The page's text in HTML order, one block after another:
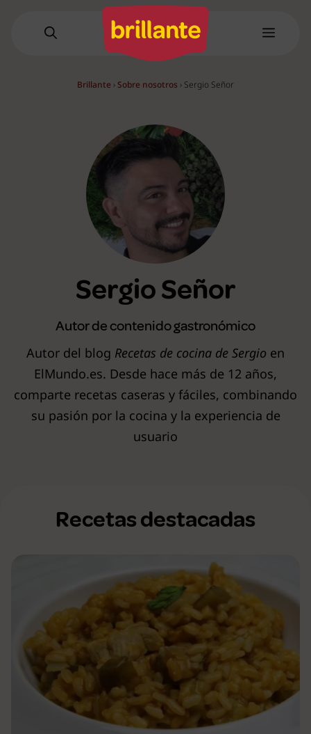
Menú
Brillante › Sobre nosotros › Sergio Señor
Sergio Señor
Autor de contenido gastronómico
Autor del blog Recetas de cocina de Sergio en
ElMundo.es. Desde hace más de 12 años,
comparte recetas caseras y fáciles, combinando
su pasión por la cocina y la experiencia de
usuario
Recetas destacadas